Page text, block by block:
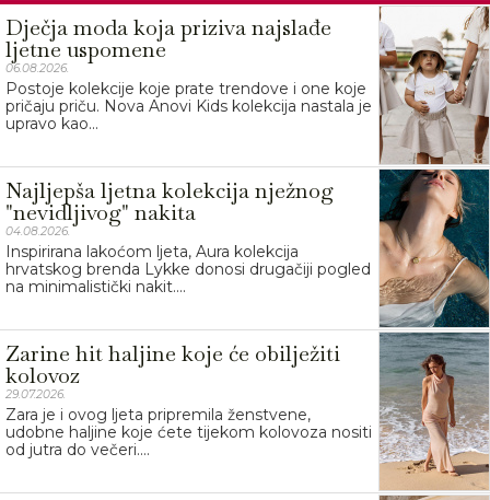
Dječja moda koja priziva najslađe
ljetne uspomene
06.08.2026.
Postoje kolekcije koje prate trendove i one koje
pričaju priču. Nova Anovi Kids kolekcija nastala je
upravo kao...
Najljepša ljetna kolekcija nježnog
"nevidljivog" nakita
04.08.2026.
Inspirirana lakoćom ljeta, Aura kolekcija
hrvatskog brenda Lykke donosi drugačiji pogled
na minimalistički nakit....
Zarine hit haljine koje će obilježiti
kolovoz
29.07.2026.
Zara je i ovog ljeta pripremila ženstvene,
udobne haljine koje ćete tijekom kolovoza nositi
od jutra do večeri....